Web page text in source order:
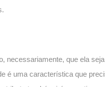
necessariamente, que ela
é uma característica que